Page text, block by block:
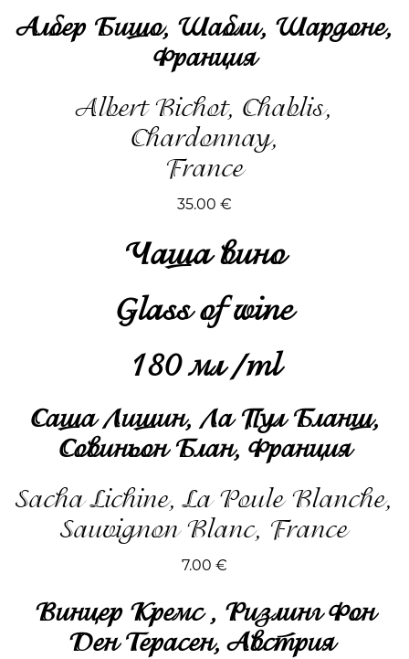
Албер Бишо, Шабли, Шардоне,
Франция
Albert Bichot, Chablis,
Chardonnay,
France
35.00 €
Чаша вино
Glass of wine
180 мл /ml
Саша Лишин, Ла Пул Бланш,
Совиньон Блан, Франция
Sacha Lichine, La Poule Blanche,
Sauvignon Blanc, France
7.00 €
Винцер Кремс , Ризлинг Фон
Ден Терасен, Австрия